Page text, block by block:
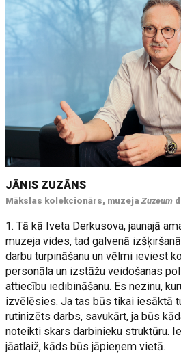
JĀNIS ZUZĀNS
Mākslas kolekcionārs, muzeja Zuzeum
1. Tā kā Iveta Derkusova, jaunajā
muzeja vides, tad galvenā
darbu turpināšanu un vēlmi ieviest
personāla un izstāžu veidošanas
attiecību iedibināšanu. Es nezinu,
izvēlēsies. Ja tas būs tikai iesāktā
rutinizēts darbs, savukārt, ja būs
noteikti skars darbinieku struktūru.
jāatlaiž, kāds būs jāpieņem vietā.